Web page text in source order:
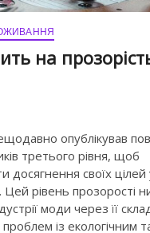
на
опублікував
третього рівня, щоб
досягнення своїх цілей
Цей рівень прозорості
моди через її
із екологічним